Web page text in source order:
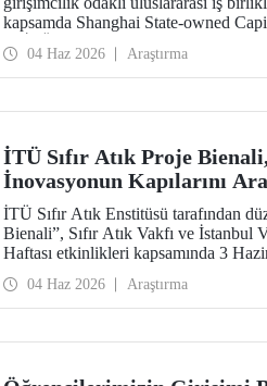
kapsamda Shanghai State-owned
04 Haz 2026 Araştırma
İTÜ Sıfır Atık Proje
İnovasyonun Kapılarını
İTÜ Sıfır Atık Enstitüsü tarafından
Bienali”, Sıfır Atık Vakfı ve İstanbul
Haftası etkinlikleri kapsamında 3
04 Haz 2026 Araştırma